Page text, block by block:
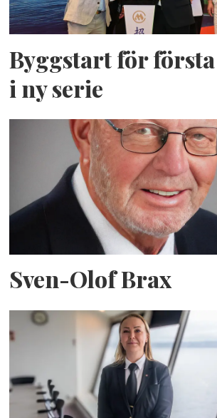
Byggstart för
i ny serie
Sven-Olof Brax